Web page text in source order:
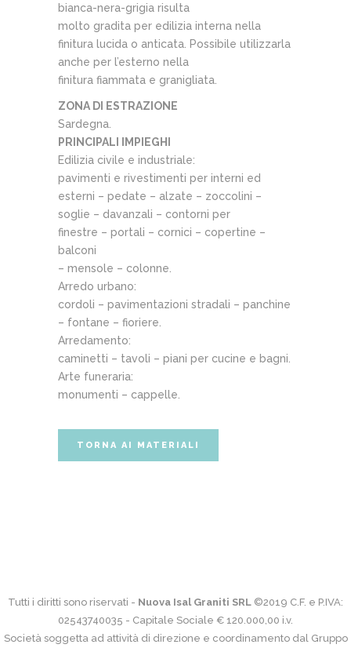
bianca-nera-grigia risulta
molto gradita per edilizia interna nella
finitura lucida o anticata. Possibile utilizzarla
anche per l’esterno nella
finitura fiammata e granigliata.
ZONA DI ESTRAZIONE
Sardegna.
PRINCIPALI IMPIEGHI
Edilizia civile e industriale:
pavimenti e rivestimenti per interni ed
esterni – pedate – alzate – zoccolini –
soglie – davanzali – contorni per
finestre – portali – cornici – copertine –
balconi
– mensole – colonne.
Arredo urbano:
cordoli – pavimentazioni stradali – panchine
– fontane – fioriere.
Arredamento:
caminetti – tavoli – piani per cucine e bagni.
Arte funeraria:
monumenti – cappelle.
TORNA AI MATERIALI
Tutti i diritti sono riservati - Nuova Isal Graniti SRL ©2019 C.F. e P.IVA:
02543740035 - Capitale Sociale € 120.000,00 i.v.
Società soggetta ad attività di direzione e coordinamento dal Gruppo